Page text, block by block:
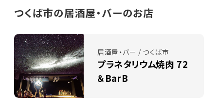
つくば市の居酒屋・バーのお店
居酒屋・バー / つくば市
プラネタリウム焼肉 72
＆BarB